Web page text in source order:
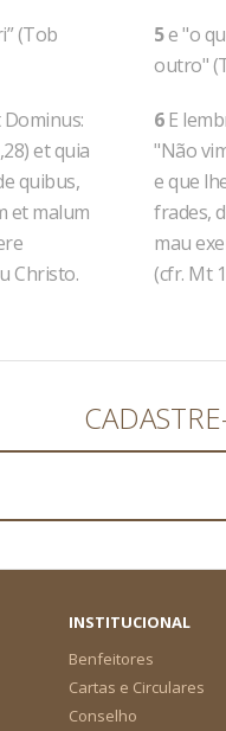
(Tob
et quia
quibus,
et malum
Christo.
5e "o
outro"
6E
"Não
e que
frades,
mau
(cfr. Mt
INSTITUCIONAL
Benfeitores
Cartas e Circulares
Conselho